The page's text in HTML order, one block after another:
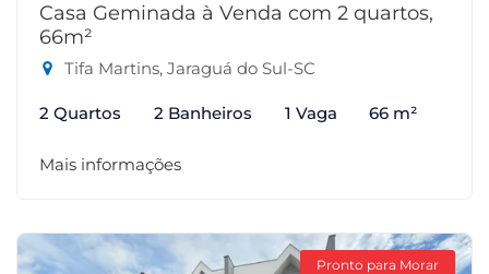
Casa Geminada à Venda com 2 quartos,
66m²
Tifa Martins, Jaraguá do Sul-SC
2 Quartos 2 Banheiros 1 Vaga 66 m²
Mais informações
Pronto para Morar